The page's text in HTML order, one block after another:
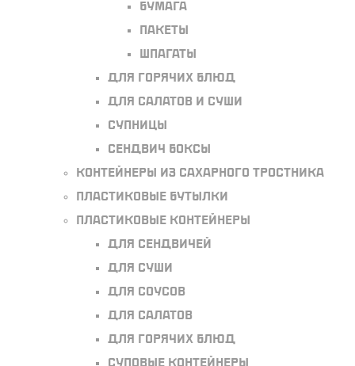
Бумага
Пакеты
Шпагаты
Для горячих блюд
Для салатов и суши
Супницы
Сендвич боксы
Контейнеры из сахарного тростника
Пластиковые бутылки
Пластиковые контейнеры
Для сендвичей
Для суши
Для соусов
Для салатов
Для горячих блюд
Суповые контейнеры